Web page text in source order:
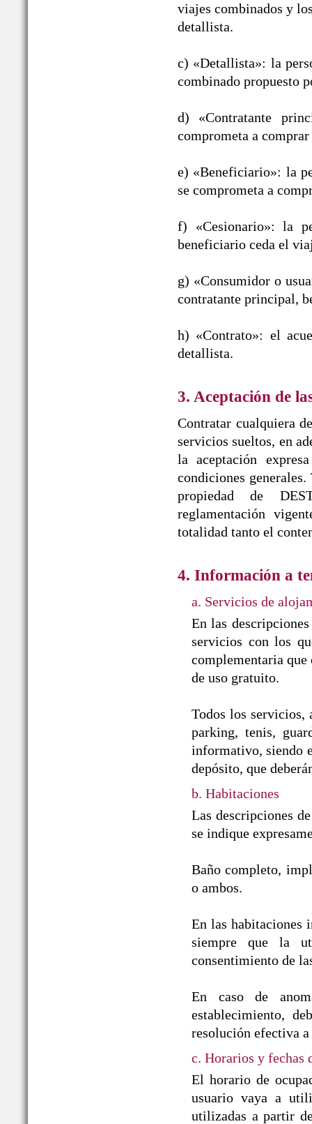
viajes combinados y
detallista.
c) «Detallista»: la
combinado propuesto
d) «Contratante
comprometa a
e) «Beneficiario»: la
se comprometa a
f) «Cesionario»: la
beneficiario ceda el
g) «Consumidor o
contratante principal,
h) «Contrato»: el
detallista.
3. Aceptación de
Contratar cualquiera
servicios sueltos, en
la aceptación
condiciones
propiedad de
reglamentación
totalidad tanto el
4. Información a
a. Servicios de
En las
servicios con los
complementaria
de uso gratuito.
Todos los servicios,
parking, tenis,
informativo, siendo
depósito, que
b. Habitaciones
Las descripciones
se indique
Baño completo,
o ambos.
En las habitaciones
siempre que la
consentimiento de
En caso de
establecimiento,
resolución efectiva
c. Horarios y fechas
El horario de
usuario vaya a
utilizadas a partir